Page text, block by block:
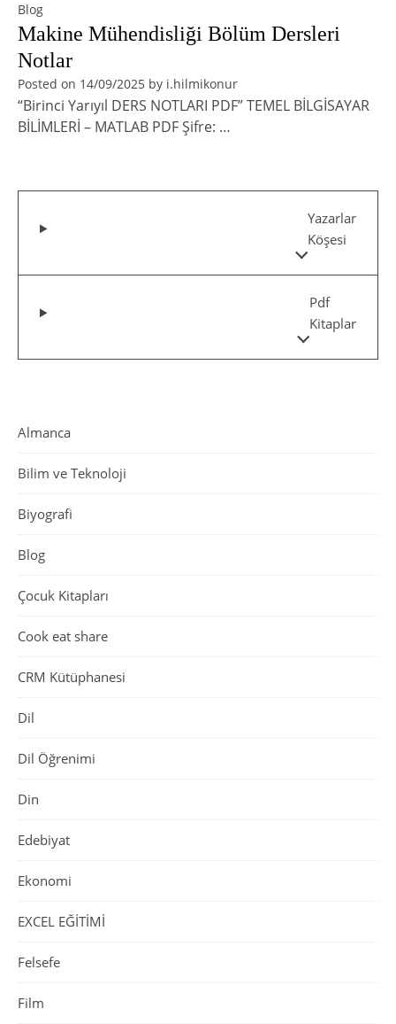
Blog
Makine Mühendisliği Bölüm Dersleri
Notlar
Posted on 14/09/2025 by i.hilmikonur
“Birinci Yarıyıl DERS NOTLARI PDF” TEMEL BİLGİSAYAR
BİLİMLERİ – MATLAB PDF Şifre: …
Yazarlar
Köşesi
Pdf
Kitaplar
Almanca
Bilim ve Teknoloji
Biyografi
Blog
Çocuk Kitapları
Cook eat share
CRM Kütüphanesi
Dil
Dil Öğrenimi
Din
Edebiyat
Ekonomi
EXCEL EĞİTİMİ
Felsefe
Film